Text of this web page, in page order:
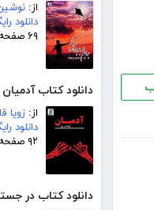
از:
دانلود
۶۹ صفحه
دانلود کتاب آدمیان
از: زویا
دانلود
۹۲ صفحه
دانلود کتاب در